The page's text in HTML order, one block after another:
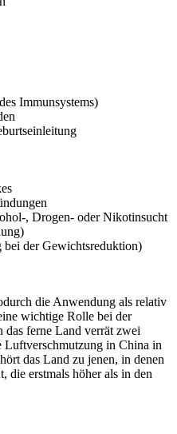
Immunsystems)
, Drogen- oder Nikotinsucht
der Gewichtsreduktion)
die Anwendung als relativ
wichtige Rolle bei der
ferne Land verrät zwei
Luftverschmutzung in China in
das Land zu jenen, in denen
die erstmals höher als in den